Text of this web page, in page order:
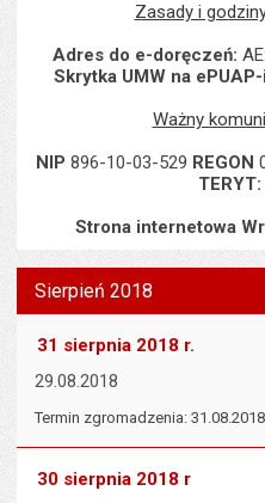
Zasady i
Adres do e-doręczeń:
Skrytka UMW na
Ważny
NIP 896-10-03-529 REGON
TERYT:
Strona internetowa
Sierpień 2018
31 sierpnia 2018 r.
29.08.2018
Termin zgromadzenia:
30 sierpnia 2018 r